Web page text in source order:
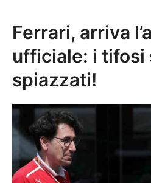
Ferrari, arriva
ufficiale: i tifosi
spiazzati!